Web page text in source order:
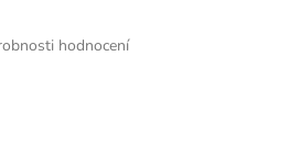
hodnocení